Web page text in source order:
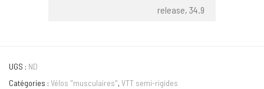
release, 34.9
UGS : ND
Catégories : Vélos "musculaires", VTT semi-rigides